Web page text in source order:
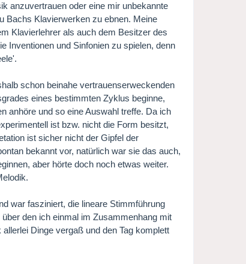
anzuvertrauen oder eine mir unbekannte
Bachs Klavierwerken zu ebnen. Meine
Klavierlehrer als auch dem Besitzer des
Inventionen und Sinfonien zu spielen, denn
schon beinahe vertrauenserweckenden
eines bestimmten Zyklus beginne,
anhöre und so eine Auswahl treffe. Da ich
ist bzw. nicht die Form besitzt,
ist sicher nicht der Gipfel der
bekannt vor, natürlich war sie das auch,
aber hörte doch noch etwas weiter.
war fasziniert, die lineare Stimmführung
den ich einmal im Zusammenhang mit
Dinge vergaß und den Tag komplett